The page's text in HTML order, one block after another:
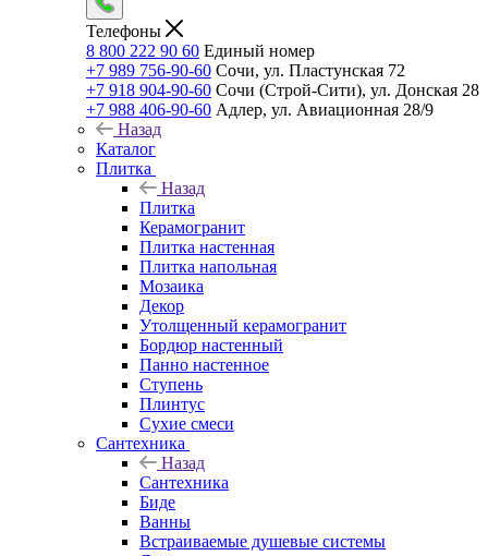
Телефоны
8 800 222 90 60 Единый номер
+7 989 756-90-60 Сочи, ул. Пластунская 72
+7 918 904-90-60 Сочи (Строй-Сити), ул. Донская 28
+7 988 406-90-60 Адлер, ул. Авиационная 28/9
Назад
Каталог
Плитка
Назад
Плитка
Керамогранит
Плитка настенная
Плитка напольная
Мозаика
Декор
Утолщенный керамогранит
Бордюр настенный
Панно настенное
Ступень
Плинтус
Сухие смеси
Сантехника
Назад
Сантехника
Биде
Ванны
Встраиваемые душевые системы